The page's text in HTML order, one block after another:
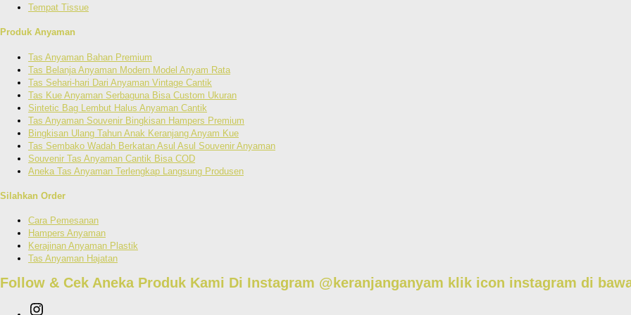
Tempat Tissue
Produk Anyaman
Tas Anyaman Bahan Premium
Tas Belanja Anyaman Modern Model Anyam Rata
Tas Sehari-hari Dari Anyaman Vintage Cantik
Tas Kue Anyaman Serbaguna Bisa Custom Ukuran
Sintetic Bag Lembut Halus Anyaman Cantik
Tas Anyaman Souvenir Bingkisan Hampers Premium
Bingkisan Ulang Tahun Anak Keranjang Anyam Kue
Tas Sembako Wadah Berkatan Asul Asul Souvenir Anyaman
Souvenir Tas Anyaman Cantik Bisa COD
Aneka Tas Anyaman Terlengkap Langsung Produsen
Silahkan Order
Cara Pemesanan
Hampers Anyaman
Kerajinan Anyaman Plastik
Tas Anyaman Hajatan
Follow & Cek Aneka Produk Kami Di Instagram @keranjanganyam klik icon instagram di